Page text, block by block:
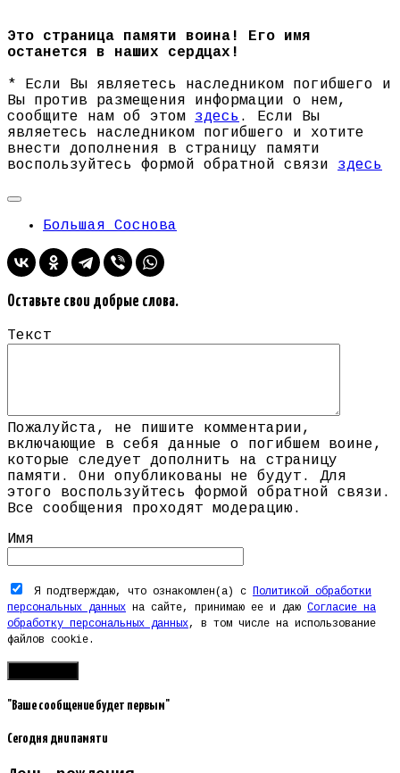
Это страница памяти воина! Его имя
останется в наших сердцах!
* Если Вы являетесь наследником погибшего и
Вы против размещения информации о нем,
сообщите нам об этом здесь . Если Вы
являетесь наследником погибшего и хотите
внести дополнения в страницу памяти
воспользуйтесь формой обратной связи здесь
Большая Соснова
Оставьте свои добрые слова.
Текст
Пожалуйста, не пишите комментарии,
включающие в себя данные о погибшем воине,
которые следует дополнить на страницу
памяти. Они опубликованы не будут. Для
этого воспользуйтесь формой обратной связи.
Все сообщения проходят модерацию.
Имя
Я подтверждаю, что ознакомлен(а) с
Политикой обработки
персональных данных на сайте, принимаю ее и даю Согласие на
обработку персональных данных, в том числе на использование
файлов cookie.
"Ваше сообщение будет первым"
Сегодня дни памяти